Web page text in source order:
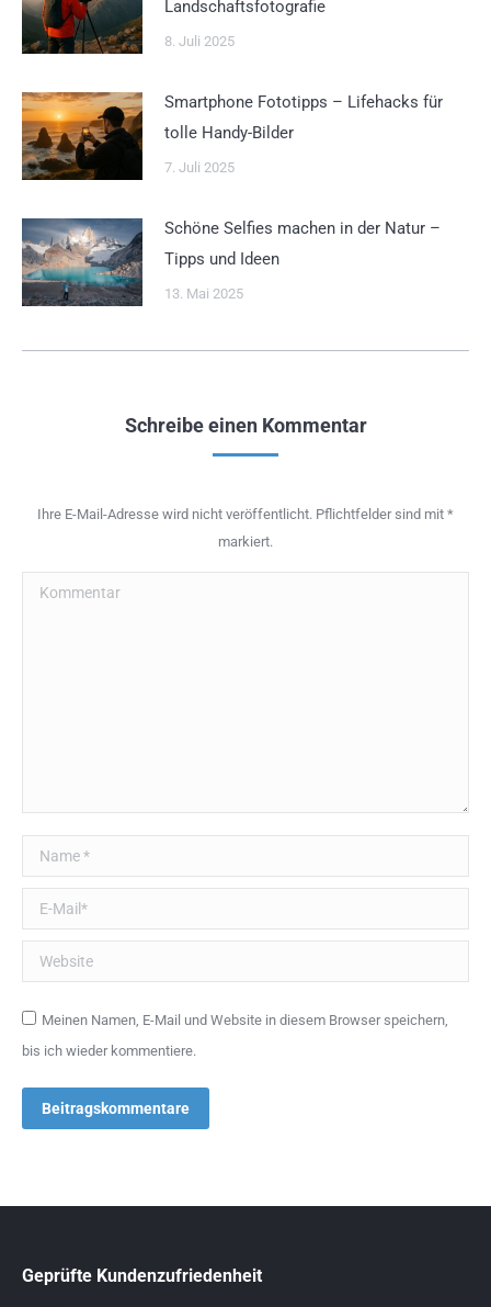
Landschaftsfotografie
8. Juli 2025
Smartphone Fototipps – Lifehacks für
tolle Handy-Bilder
7. Juli 2025
Schöne Selfies machen in der Natur –
Tipps und Ideen
13. Mai 2025
Schreibe einen Kommentar
Ihre E-Mail-Adresse wird nicht veröffentlicht. Pflichtfelder sind mit *
markiert.
Kommentar
Name *
E-Mail *
Website
Meinen Namen, E-Mail und Website in diesem Browser speichern,
bis ich wieder kommentiere.
Beitragskommentare
Geprüfte Kundenzufriedenheit